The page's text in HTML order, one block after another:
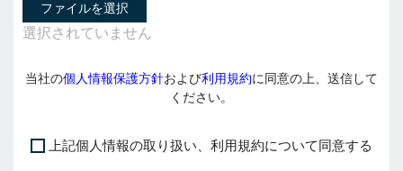
ファイルを選択
当社の個人情報保護方針および利用規約に同意の上、送信して
ください。
上記個人情報の取り扱い、利用規約について同意する